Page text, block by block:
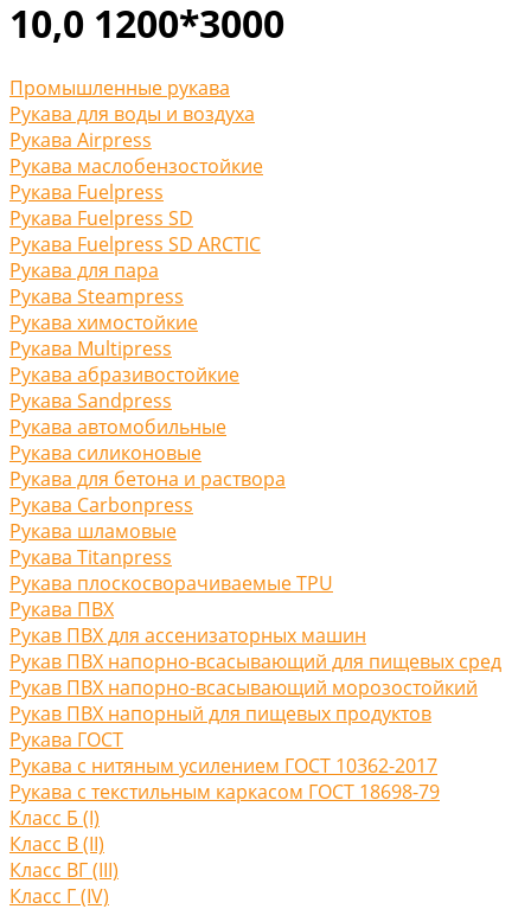
10,0 1200*3000
Промышленные рукава
Рукава для воды и воздуха
Рукава Airpress
Рукава маслобензостойкие
Рукава Fuelpress
Рукава Fuelpress SD
Рукава Fuelpress SD ARCTIC
Рукава для пара
Рукава Steampress
Рукава химостойкие
Рукава Multipress
Рукава абразивостойкие
Рукава Sandpress
Рукава автомобильные
Рукава силиконовые
Рукава для бетона и раствора
Рукава Carbonpress
Рукава шламовые
Рукава Titanpress
Рукава плоскосворачиваемые TPU
Рукава ПВХ
Рукав ПВХ для ассенизаторных машин
Рукав ПВХ напорно-всасывающий для пищевых сред
Рукав ПВХ напорно-всасывающий морозостойкий
Рукав ПВХ напорный для пищевых продуктов
Рукава ГОСТ
Рукава с нитяным усилением ГОСТ 10362-2017
Рукава с текстильным каркасом ГОСТ 18698-79
Класс Б (I)
Класс В (II)
Класс ВГ (III)
Класс Г (IV)